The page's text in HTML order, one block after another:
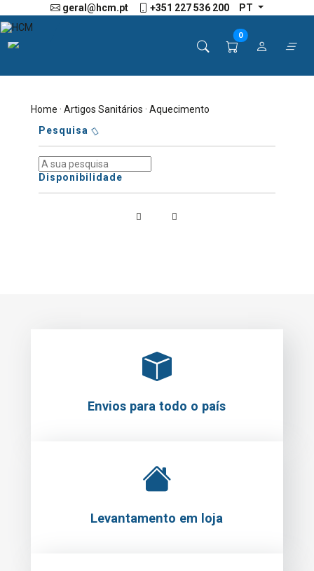
geral@hcm.pt +351 227 536 200 PT
0
Home ·Artigos Sanitários · Aquecimento
Pesquisa
Disponibilidade
Envios para todo o país
Levantamento em loja